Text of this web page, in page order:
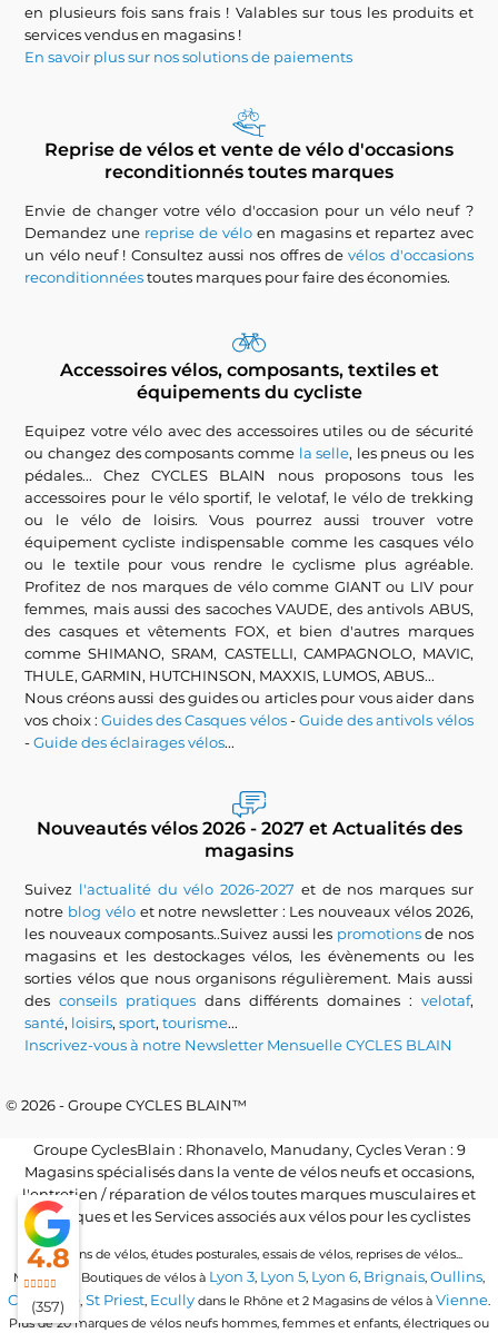
en plusieurs fois sans frais ! Valables sur tous les produits et
services vendus en magasins !
En savoir plus sur nos solutions de paiements
Reprise de vélos et vente de vélo d'occasions
reconditionnés toutes marques
Envie de changer votre vélo d'occasion pour un vélo neuf ?
Demandez une reprise de vélo en magasins et repartez avec
un vélo neuf ! Consultez aussi nos offres devélos d'occasions
reconditionnéestoutes marques pour faire des économies.
Accessoires vélos, composants, textiles et
équipements du cycliste
Equipez votre vélo avec des accessoires utiles ou de sécurité
ou changez des composants comme la selle, les pneus ou les
pédales... Chez CYCLES BLAIN nous proposons tous les
accessoires pour le vélo sportif, le velotaf, le vélo de trekking
ou le vélo de loisirs. Vous pourrez aussi trouver votre
équipement cycliste indispensable comme les casques vélo
ou le textile pour vous rendre le cyclisme plus agréable.
Profitez de nos marques de vélo comme GIANT ou LIV pour
femmes, mais aussi des sacoches VAUDE, des antivols ABUS,
des casques et vêtements FOX, et bien d'autres marques
comme SHIMANO, SRAM, CASTELLI, CAMPAGNOLO, MAVIC,
THULE, GARMIN, HUTCHINSON, MAXXIS, LUMOS, ABUS...
Nous créons aussi des guides ou articles pour vous aider dans
vos choix :Guides des Casques vélos-Guide des antivols vélos
-Guide des éclairages vélos...
Nouveautés vélos 2026 - 2027 et Actualités des
magasins
Suivez l'actualité du vélo 2026-2027 et de nos marques sur
notre blog véloet notre newsletter : Les nouveaux vélos 2026,
les nouveaux composants..Suivez aussi les promotionsde nos
magasins et les destockages vélos, les évènements ou les
sorties vélos que nous organisons régulièrement. Mais aussi
desconseils pratiques dans différents domaines : velotaf,
santé, loisirs,sport,tourisme...
Inscrivez-vous à notre Newsletter Mensuelle CYCLES BLAIN
© 2026 - Groupe CYCLES BLAIN™
Groupe CyclesBlain : Rhonavelo, Manudany, Cycles Veran : 9
Magasins spécialisés dans la vente de vélos neufs et occasions,
l'entretien / réparation de vélos toutes marques musculaires et
électriques et les Services associés aux vélos pour les cyclistes
Locations de vélos, études posturales, essais de vélos, reprises de vélos...
Magasins / Boutiques de vélos à Lyon 3, Lyon 5, Lyon 6, Brignais, Oullins,
Craponne, St Priest, Ecully dans le Rhône et 2 Magasins de vélos à Vienne.
Plus de 20 marques de vélos neufs hommes, femmes et enfants, électriques ou
4.8
(357)